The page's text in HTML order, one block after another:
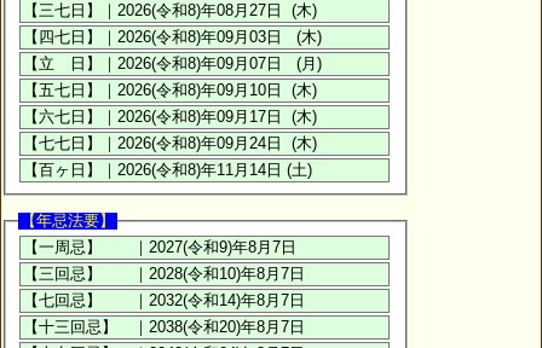
【年忌法要】